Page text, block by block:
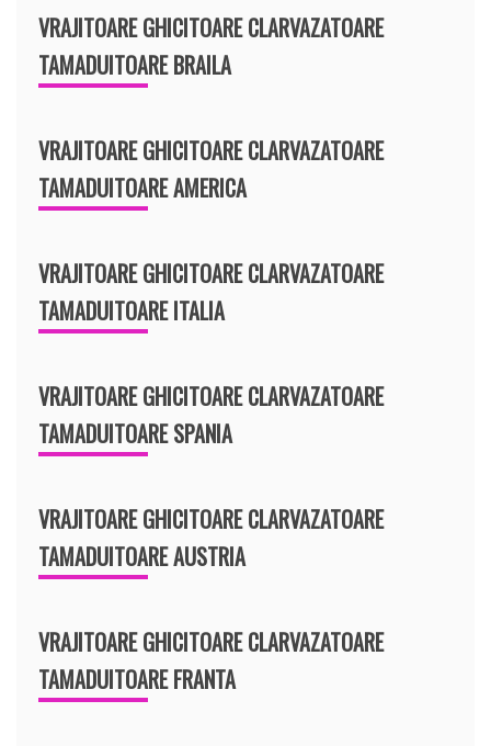
VRAJITOARE GHICITOARE CLARVAZATOARE
TAMADUITOARE BRAILA
VRAJITOARE GHICITOARE CLARVAZATOARE
TAMADUITOARE AMERICA
VRAJITOARE GHICITOARE CLARVAZATOARE
TAMADUITOARE ITALIA
VRAJITOARE GHICITOARE CLARVAZATOARE
TAMADUITOARE SPANIA
VRAJITOARE GHICITOARE CLARVAZATOARE
TAMADUITOARE AUSTRIA
VRAJITOARE GHICITOARE CLARVAZATOARE
TAMADUITOARE FRANTA